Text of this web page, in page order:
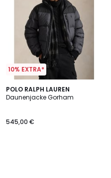
10% EXTRA*
POLO RALPH LAUREN
Daunenjacke Gorham
545,00 €